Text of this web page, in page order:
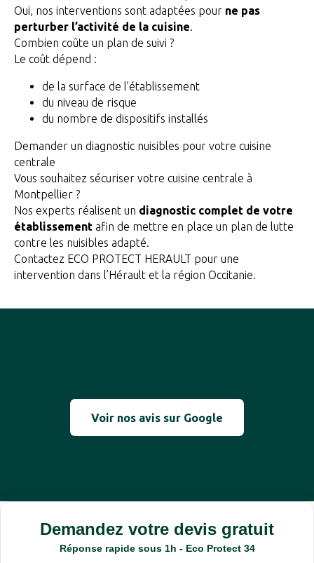
Oui, nos interventions sont adaptées pour ne pas
perturber l’activité de la cuisine.
Combien coûte un plan de suivi ?
Le coût dépend :
de la surface de l’établissement
du niveau de risque
du nombre de dispositifs installés
Demander un diagnostic nuisibles pour votre cuisine
centrale
Vous souhaitez sécuriser votre cuisine centrale à
Montpellier ?
Nos experts réalisent un diagnostic complet de votre
établissement afin de mettre en place un plan de lutte
contre les nuisibles adapté.
Contactez ECO PROTECT HERAULT pour une
intervention dans l’Hérault et la région Occitanie.
Voir nos avis sur Google
Demandez votre devis gratuit
Réponse rapide sous 1h - Eco Protect 34